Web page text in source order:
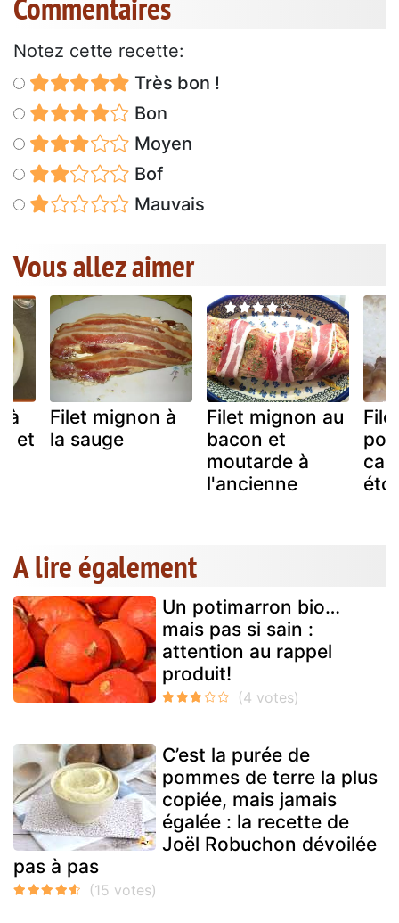
Commentaires
Notez cette recette:
Très bon !
Bon
Moyen
Bof
Mauvais
Vous allez aimer
à
et
Filet mignon à
la sauge
Filet mignon au
bacon et
moutarde à
l'ancienne
A lire également
Un potimarron bio…
mais pas si sain :
attention au rappel
produit!
C’est la purée de
pommes de terre la plus
copiée, mais jamais
égalée : la recette de
Joël Robuchon dévoilée
pas à pas